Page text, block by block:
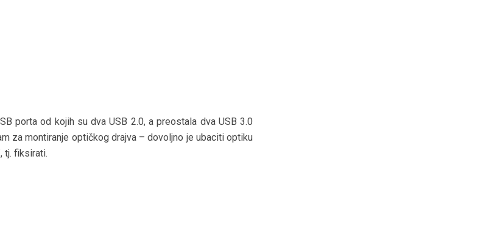
porta od kojih su dva USB 2.0, a preostala dva USB 3.0
za montiranje optičkog drajva – dovoljno je ubaciti optiku
tj. fiksirati.